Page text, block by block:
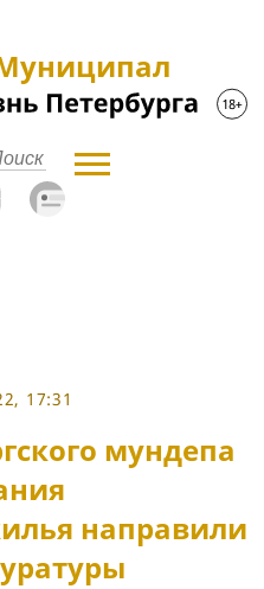
17:31
мундепа
направили